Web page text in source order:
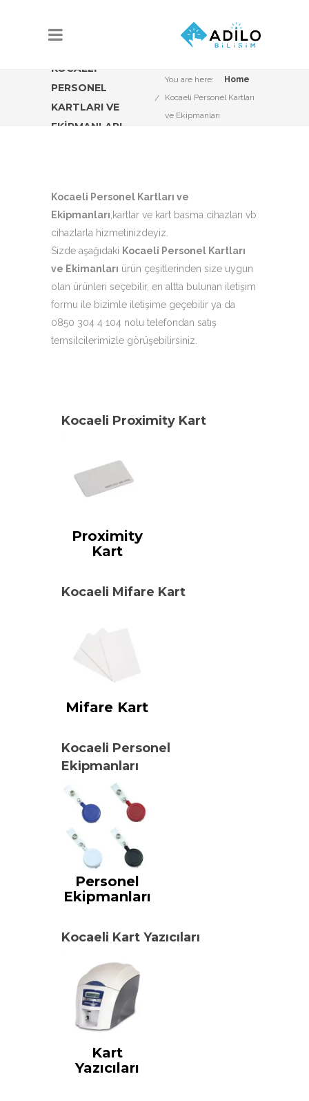
KOCAELI
PERSONEL
KARTLARI VE
EKIPMANLARI
You are here:
Home
Kocaeli Personel Kartları
ve Ekipmanları
Kocaeli Personel Kartları ve
Ekipmanları ,kartlar ve kart basma cihazları vb
cihazlarla hizmetinizdeyiz.
Sizde aşağıdaki Kocaeli Personel Kartları
ve Ekimanları ürün çeşitlerinden size uygun
olan ürünleri seçebilir, en altta bulunan iletişim
formu ile bizimle iletişime geçebilir ya da
0850 304 4 104 nolu telefondan satış
temsilcilerimizle görüşebilirsiniz.
Kocaeli Proximity Kart
Proximity
Kart
Kocaeli Mifare Kart
Mifare Kart
Kocaeli Personel
Ekipmanları
Personel
Ekipmanları
Kocaeli Kart Yazıcıları
Kart
Yazıcıları